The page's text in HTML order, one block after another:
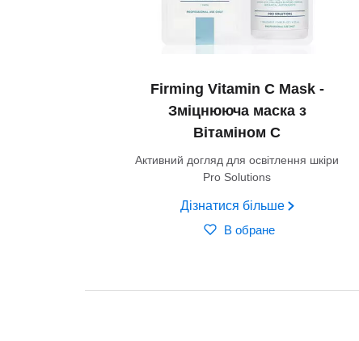
Firming Vitamin C Mask -
Зміцнююча маска з
Вітаміном С
Активний догляд для освітлення шкіри
Pro Solutions
Дізнатися більше
В обране